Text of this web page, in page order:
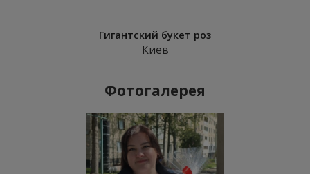
Гигантский букет роз
Киев
Фотогалерея